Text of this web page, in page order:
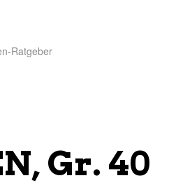
Ratgeber
Gr. 40